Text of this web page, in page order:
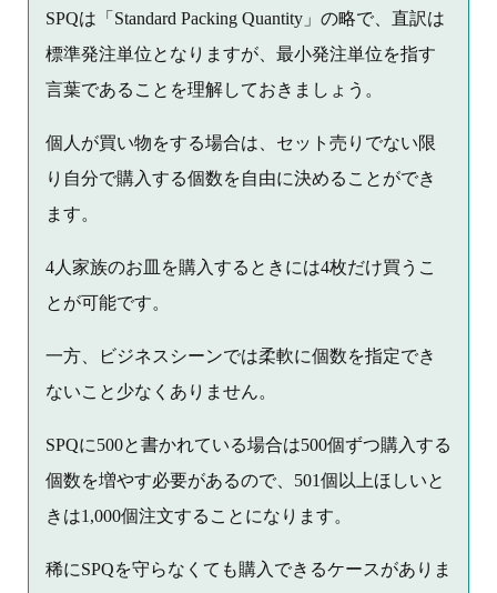
SPQは「Standard Packing Quantity」の略で、直訳は
標準発注単位となりますが、最小発注単位を指す
言葉であることを理解しておきましょう。
個人が買い物をする場合は、セット売りでない限
り自分で購入する個数を自由に決めることができ
ます。
4人家族のお皿を購入するときには4枚だけ買うこ
とが可能です。
一方、ビジネスシーンでは柔軟に個数を指定でき
ないこと少なくありません。
SPQに500と書かれている場合は500個ずつ購入する
個数を増やす必要があるので、501個以上ほしいと
きは1,000個注文することになります。
稀にSPQを守らなくても購入できるケースがありま